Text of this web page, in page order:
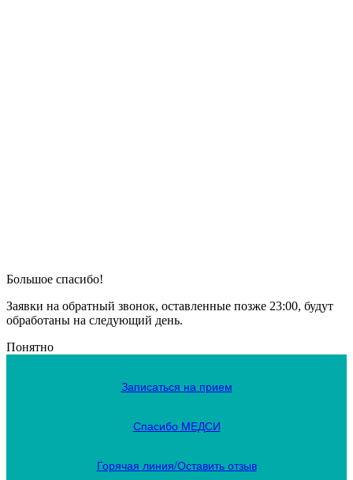
Большое спасибо!
Заявки на обратный звонок, оставленные позже 23:00, будут
обработаны на следующий день.
Понятно
Записаться на прием
Спасибо МЕДСИ
Горячая линия/Оставить отзыв